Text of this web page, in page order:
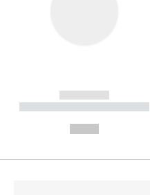
------------
----------- ----------- --------